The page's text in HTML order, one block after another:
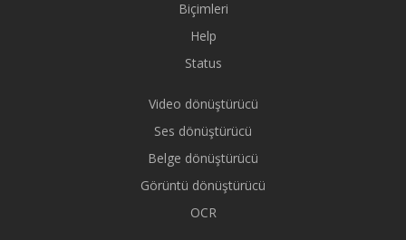
Biçimleri
Help
Status
Video dönüştürücü
Ses dönüştürücü
Belge dönüştürücü
Görüntü dönüştürücü
OCR